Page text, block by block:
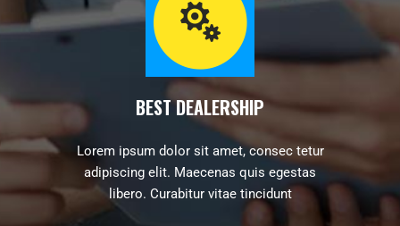
BEST DEALERSHIP
Lorem ipsum dolor sit amet, consec tetur
adipiscing elit. Maecenas quis egestas
libero. Curabitur vitae tincidunt